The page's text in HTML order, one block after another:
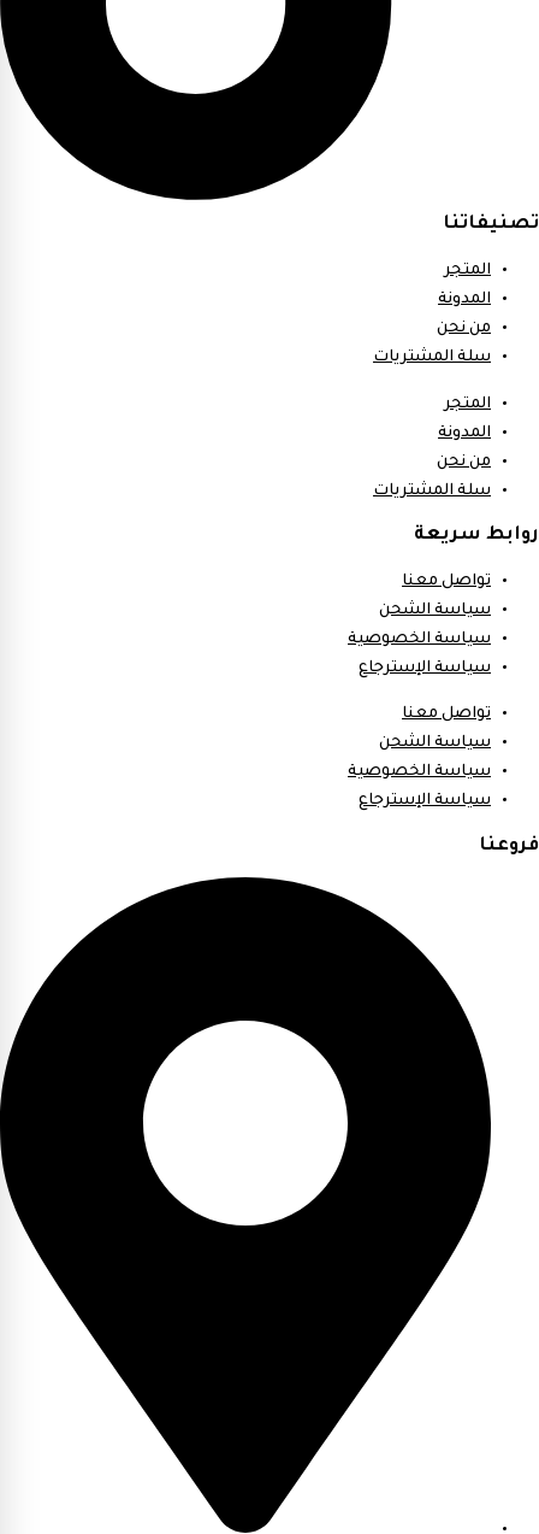
تصنيفاتنا
المتجر
المدونة
من نحن
سلة المشتريات
المتجر
المدونة
من نحن
سلة المشتريات
روابط سريعة
تواصل معنا
سياسة الشحن
سياسة الخصوصية
سياسة الإسترجاع
تواصل معنا
سياسة الشحن
سياسة الخصوصية
سياسة الإسترجاع
فروعنا